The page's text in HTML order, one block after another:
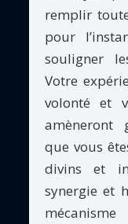
remplir
pour
souligner
Votre
volonté et
amèneront
que vous
divins et
synergie et